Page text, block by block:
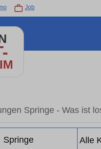
Job
Springe - Was ist